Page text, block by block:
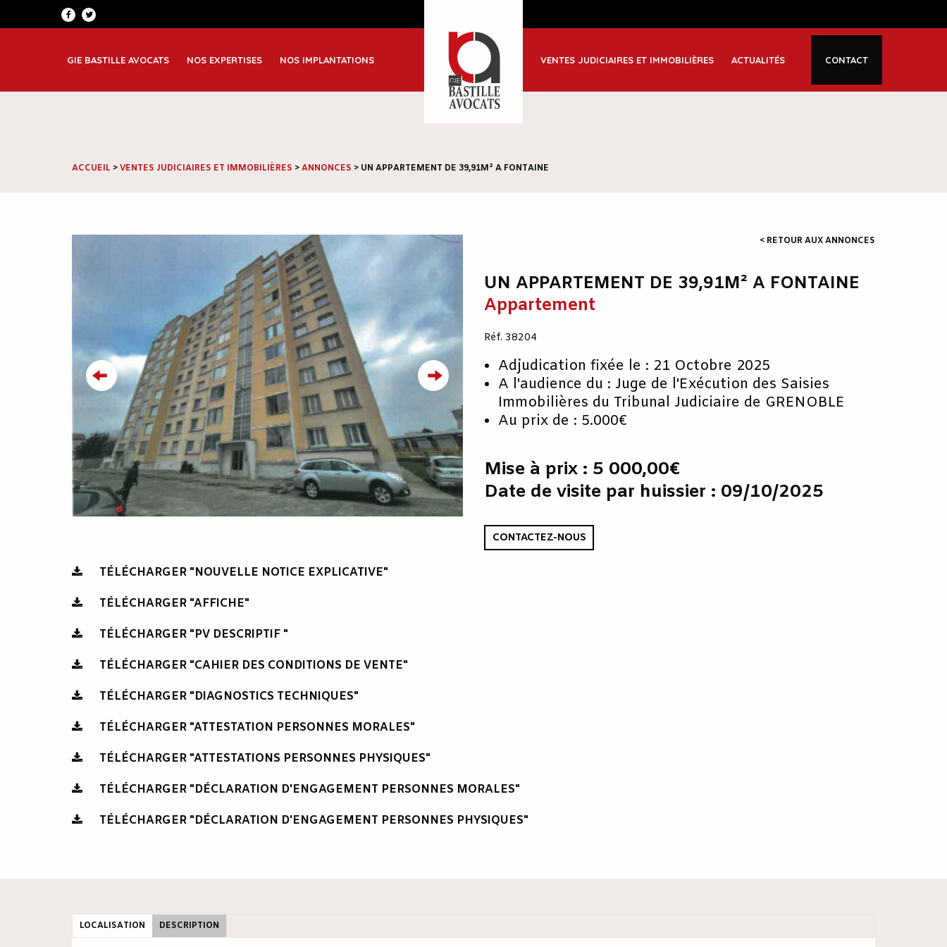
GIE BASTILLE AVOCATS NOS EXPERTISES NOS IMPLANTATIONS VENTES JUDICIAIRES ET IMMOBILIÈRES ACTUALITÉS CONTACT
ACCUEIL >VENTES JUDICIAIRES ET IMMOBILIÈRES >ANNONCES > UN APPARTEMENT DE 39,91M² A FONTAINE
< RETOUR AUX ANNONCES
UN APPARTEMENT DE 39,91M² A FONTAINE
Appartement
Réf. 38204
Adjudication fixée le : 21 Octobre 2025
A l'audience du : Juge de l'Exécution des Saisies
Immobilières du Tribunal Judiciaire de GRENOBLE
Au prix de : 5.000€
Mise à prix : 5 000,00€
Date de visite par huissier : 09/10/2025
CONTACTEZ-NOUS
TÉLÉCHARGER "NOUVELLE NOTICE EXPLICATIVE"
TÉLÉCHARGER "AFFICHE"
TÉLÉCHARGER "PV DESCRIPTIF "
TÉLÉCHARGER "CAHIER DES CONDITIONS DE VENTE"
TÉLÉCHARGER "DIAGNOSTICS TECHNIQUES"
TÉLÉCHARGER "ATTESTATION PERSONNES MORALES"
TÉLÉCHARGER "ATTESTATIONS PERSONNES PHYSIQUES"
TÉLÉCHARGER "DÉCLARATION D'ENGAGEMENT PERSONNES MORALES"
TÉLÉCHARGER "DÉCLARATION D'ENGAGEMENT PERSONNES PHYSIQUES"
LOCALISATION DESCRIPTION